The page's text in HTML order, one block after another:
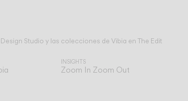
Studio y las colecciones de Vibia en The Edit
INSIGHTS
Zoom In Zoom Out